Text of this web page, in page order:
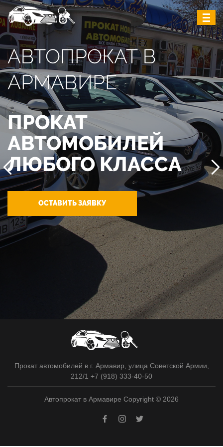
АВТОПРОКАТ В
АРМАВИРЕ
ПРОКАТ
АВТОМОБИЛЕЙ
ЛЮБОГО КЛАССА
ОСТАВИТЬ ЗАЯВКУ
Прокат автомобилей в г. Армавир, улица Советской Армии,
212/1 +7 (918) 333-40-50
Автопрокат в Армавире Copyright © 2026